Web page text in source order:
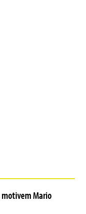
motivem Mario